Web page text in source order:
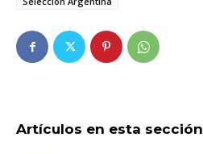
Artículos en esta sección